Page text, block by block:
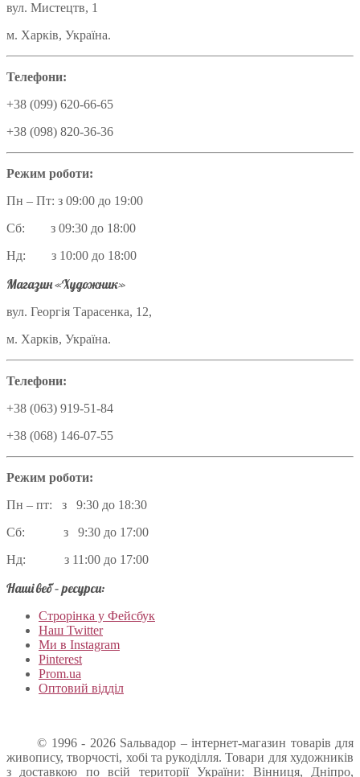
вул. Мистецтв, 1
м. Харків, Україна.
Телефони:
+38 (099) 620-66-65
+38 (098) 820-36-36
Режим роботи:
Пн – Пт: з 09:00 до 19:00
Сб: з 09:30 до 18:00
Нд: з 10:00 до 18:00
Магазин «Художник»
вул. Георгія Тарасенка, 12,
м. Харків, Україна.
Телефони:
+38 (063) 919-51-84
+38 (068) 146-07-55
Режим роботи:
Пн – пт: з 9:30 до 18:30
Сб: з 9:30 до 17:00
Нд: з 11:00 до 17:00
Наші веб – ресурси:
Строрінка у Фейсбук
Наш Twitter
Ми в Instagram
Pinterest
Prom.ua
Оптовий відділ
© 1996 - 2026 Sальвадор – інтернет-магазин товарів для
живопису, творчості, хобі та рукоділля. Товари для художників
з доставкою по всій території України: Вінниця, Дніпро,